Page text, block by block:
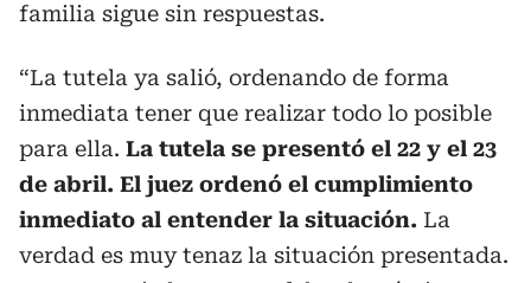
familia sigue sin respuestas.
“La tutela ya salió, ordenando de forma
inmediata tener que realizar todo lo posible
para ella. La tutela se presentó el 22 y el 23
de abril. El juez ordenó el cumplimiento
inmediato al entender la situación. La
verdad es muy tenaz la situación presentada.